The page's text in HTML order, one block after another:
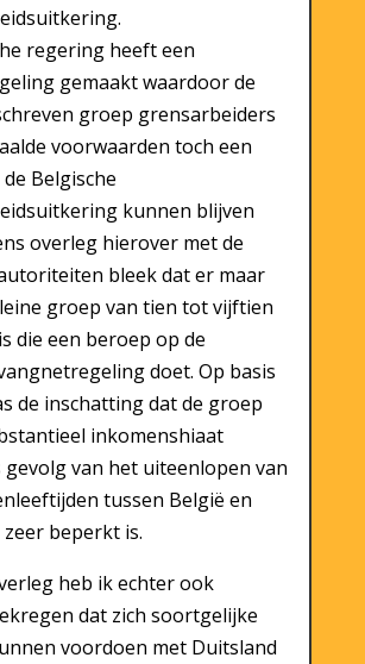
regering heeft een
gemaakt waardoor de
groep grensarbeiders
voorwaarden toch een
Belgische
kunnen blijven
overleg hierover met de
bleek dat er maar
groep van tien tot vijftien
die een beroep op de
doet. Op basis
de inschatting dat de groep
inkomenshiaat
van het uiteenlopen van
tussen België en
beperkt is.
heb ik echter ook
dat zich soortgelijke
voordoen met Duitsland